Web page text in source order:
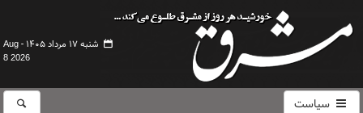
شنبه ۱۷ مرداد ۱۴۰۵ -
Aug
8 2026
سیاست